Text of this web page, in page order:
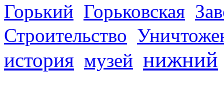
Горький Горьковская
Строительство
история музей нижний